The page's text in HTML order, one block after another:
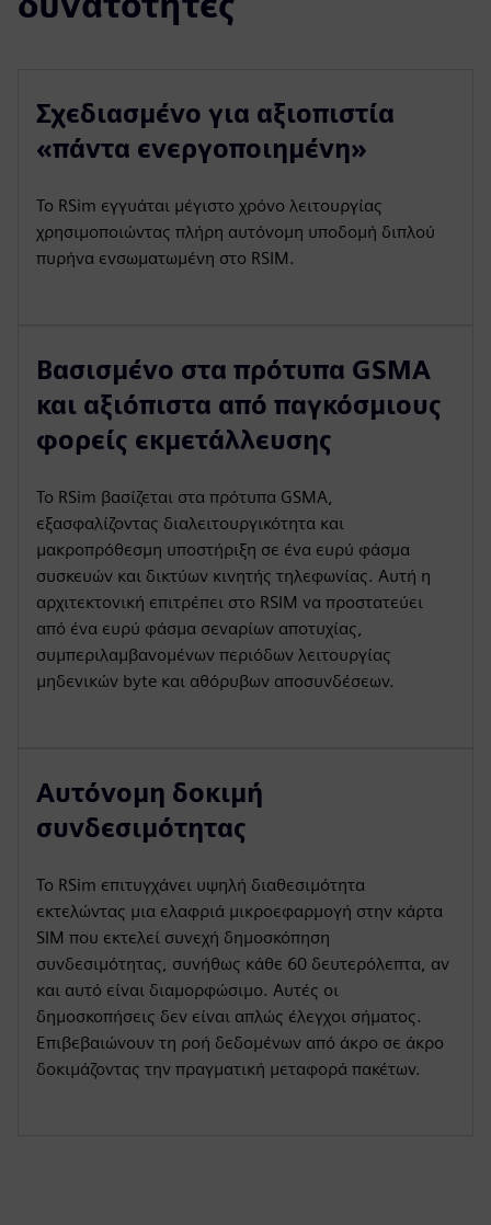
Σχεδιασμένο για αξιοπιστία
«πάντα ενεργοποιημένη»
Το RSim εγγυάται μέγιστο χρόνο λειτουργίας
χρησιμοποιώντας πλήρη αυτόνομη υποδομή διπλού
πυρήνα ενσωματωμένη στο RSIM.
Βασισμένο στα πρότυπα GSMA
και αξιόπιστα από παγκόσμιους
φορείς εκμετάλλευσης
Το RSim βασίζεται στα πρότυπα GSMA,
εξασφαλίζοντας διαλειτουργικότητα και
μακροπρόθεσμη υποστήριξη σε ένα ευρύ φάσμα
συσκευών και δικτύων κινητής τηλεφωνίας. Αυτή η
αρχιτεκτονική επιτρέπει στο RSIM να προστατεύει
από ένα ευρύ φάσμα σεναρίων αποτυχίας,
συμπεριλαμβανομένων περιόδων λειτουργίας
μηδενικών byte και αθόρυβων αποσυνδέσεων.
Αυτόνομη δοκιμή
συνδεσιμότητας
Το RSim επιτυγχάνει υψηλή διαθεσιμότητα
εκτελώντας μια ελαφριά μικροεφαρμογή στην κάρτα
SIM που εκτελεί συνεχή δημοσκόπηση
συνδεσιμότητας, συνήθως κάθε 60 δευτερόλεπτα, αν
και αυτό είναι διαμορφώσιμο. Αυτές οι
δημοσκοπήσεις δεν είναι απλώς έλεγχοι σήματος.
Επιβεβαιώνουν τη ροή δεδομένων από άκρο σε άκρο
δοκιμάζοντας την πραγματική μεταφορά πακέτων.